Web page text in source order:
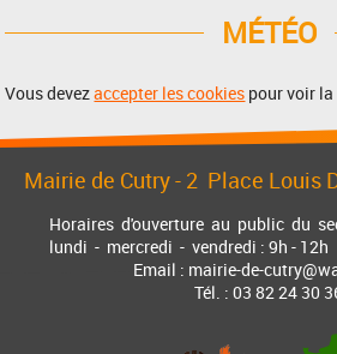
MÉTÉO
Vous devezaccepter les cookies pour voir la
Mairie de Cutry - 2 Place Louis
Horaires d'ouverture au public du
lundi - mercredi - vendredi : 9h -
Email : mairie-de-
Tél. : 03 82 24 30